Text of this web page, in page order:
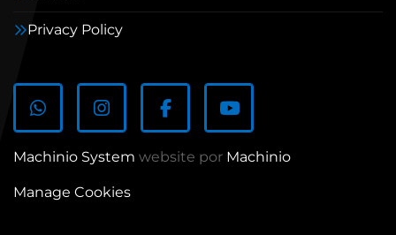
Privacy Policy
whatsappinstagramfacebookyoutube
Machinio System website por Machinio
Manage Cookies